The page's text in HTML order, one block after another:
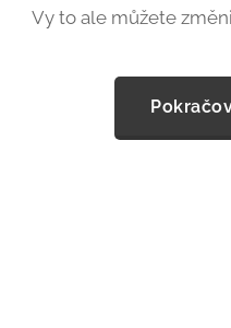
Vy to ale můžete